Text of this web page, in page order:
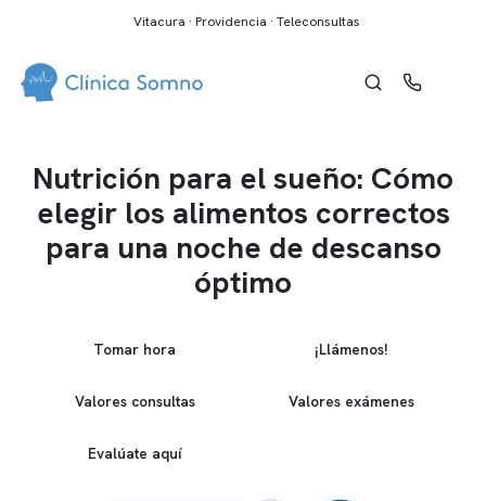
Vitacura · Providencia · Teleconsultas
Nutrición para el sueño: Cómo
elegir los alimentos correctos
para una noche de descanso
óptimo
Tomar hora ¡Llámenos!
Valores consultas Valores exámenes
Evalúate aquí